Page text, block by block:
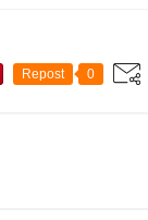
Repost 0